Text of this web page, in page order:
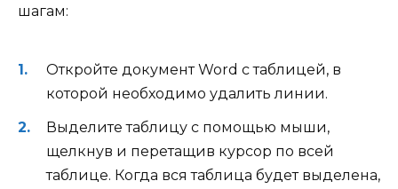
шагам:
Откройте документ Word с таблицей, в
которой необходимо удалить линии.
Выделите таблицу с помощью мыши,
щелкнув и перетащив курсор по всей
таблице. Когда вся таблица будет выделена,